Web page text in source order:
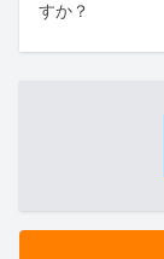
すか？